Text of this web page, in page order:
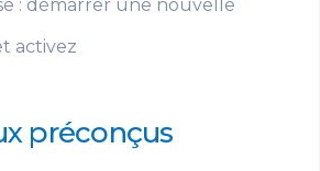
: démarrer une nouvelle
activez
préconçus